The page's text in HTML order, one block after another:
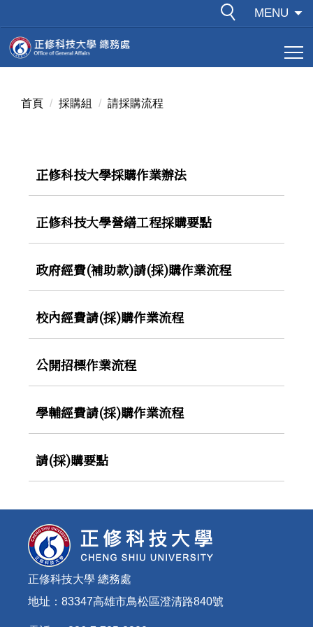
到
主
要
MENU
首頁 採購組 請採購流程
正修科技大學採購作業辦法
正修科技大學營繕工程採購要點
政府經費(補助款)請(採)購作業流程
校內經費請(採)購作業流程
公開招標作業流程
學輔經費請(採)購作業流程
請(採)購要點
正修科技大學 總務處
地址：83347高雄市鳥松區澄清路840號